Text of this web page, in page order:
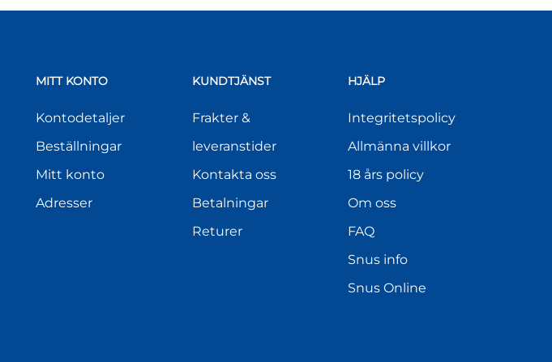
MITT KONTO
Kontodetaljer
Beställningar
Mitt konto
Adresser
KUNDTJÄNST
Frakter &
leveranstider
Kontakta oss
Betalningar
Returer
HJÄLP
Integritetspolicy
Allmänna villkor
18 års policy
Om oss
FAQ
Snus info
Snus Online